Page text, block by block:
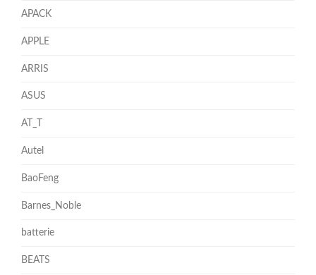
APACK
APPLE
ARRIS
ASUS
AT_T
Autel
BaoFeng
Barnes_Noble
batterie
BEATS